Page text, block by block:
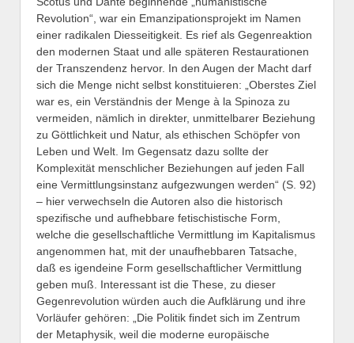
Revolution“, war ein Emanzipationsprojekt im Namen
einer radikalen Diesseitigkeit. Es rief als Gegenreaktion
den modernen Staat und alle späteren Restaurationen
der Transzendenz hervor. In den Augen der Macht darf
sich die Menge nicht selbst konstituieren: „Oberstes Ziel
war es, ein Verständnis der Menge à la Spinoza zu
vermeiden, nämlich in direkter, unmittelbarer Beziehung
zu Göttlichkeit und Natur, als ethischen Schöpfer von
Leben und Welt. Im Gegensatz dazu sollte der
Komplexität menschlicher Beziehungen auf jeden Fall
eine Vermittlungsinstanz aufgezwungen werden“ (S. 92)
– hier verwechseln die Autoren also die historisch
spezifische und aufhebbare fetischistische Form,
welche die gesellschaftliche Vermittlung im Kapitalismus
angenommen hat, mit der unaufhebbaren Tatsache,
daß es igendeine Form gesellschaftlicher Vermittlung
geben muß. Interessant ist die These, zu dieser
Gegenrevolution würden auch die Aufklärung und ihre
Vorläufer gehören: „Die Politik findet sich im Zentrum
der Metaphysik, weil die moderne europäische